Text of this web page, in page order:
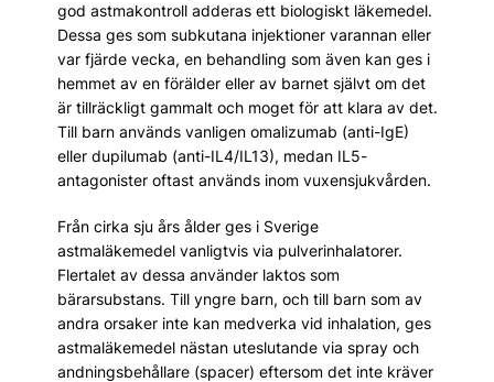
god astmakontroll adderas ett biologiskt läkemedel.
Dessa ges som subkutana injektioner varannan eller
var fjärde vecka, en behandling som även kan ges i
hemmet av en förälder eller av barnet självt om det
är tillräckligt gammalt och moget för att klara av det.
Till barn används vanligen omalizumab (anti-IgE)
eller dupilumab (anti-IL4/IL13), medan IL5-
antagonister oftast används inom vuxensjukvården.
Från cirka sju års ålder ges i Sverige
astmaläkemedel vanligtvis via pulverinhalatorer.
Flertalet av dessa använder laktos som
bärarsubstans. Till yngre barn, och till barn som av
andra orsaker inte kan medverka vid inhalation, ges
astmaläkemedel nästan uteslutande via spray och
andningsbehållare (spacer) eftersom det inte kräver